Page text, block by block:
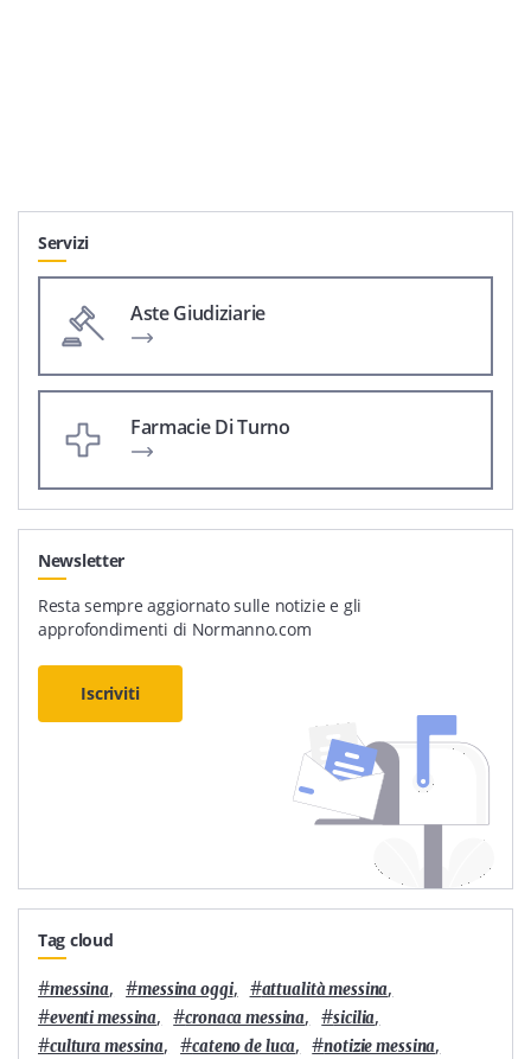
Servizi
Aste Giudiziarie
Farmacie Di Turno
Newsletter
Resta sempre aggiornato sulle notizie e gli
approfondimenti di Normanno.com
Iscriviti
Tag cloud
#messina, #messina oggi, #attualità messina,
#eventi messina, #cronaca messina, #sicilia,
#cultura messina, #cateno de luca, #notizie messina,